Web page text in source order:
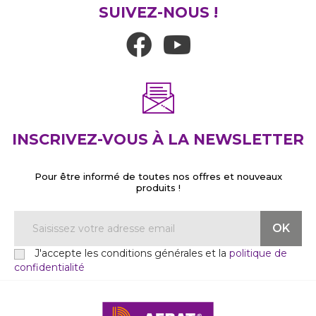
SUIVEZ-NOUS !
INSCRIVEZ-VOUS À LA NEWSLETTER
Pour être informé de toutes nos offres et nouveaux
produits !
J'accepte les conditions générales et la politique de
confidentialité